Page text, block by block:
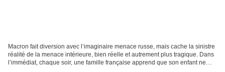
Macron fait diversion avec l’imaginaire menace russe, mais cache la sinistre
réalité de la menace intérieure, bien réelle et autrement plus tragique. Dans
l’immédiat, chaque soir, une famille française apprend que son enfant ne